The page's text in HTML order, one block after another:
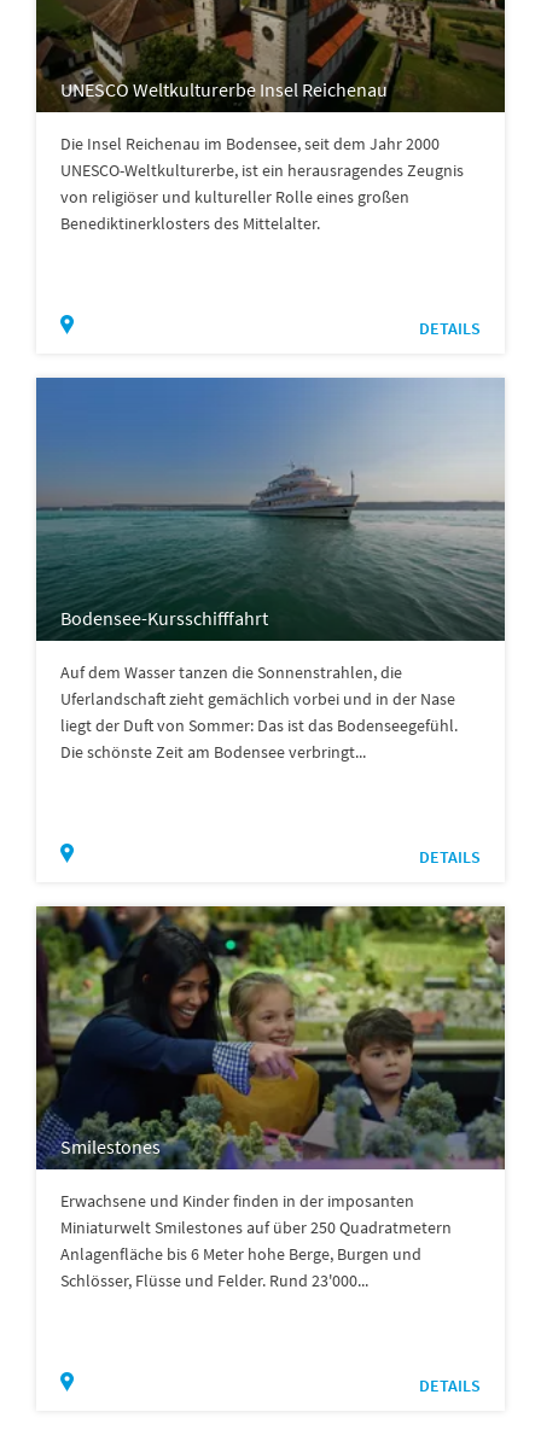
UNESCO Weltkulturerbe Insel Reichenau
Die Insel Reichenau im Bodensee, seit dem Jahr 2000
UNESCO-Weltkulturerbe, ist ein herausragendes Zeugnis
von religiöser und kultureller Rolle eines großen
Benediktinerklosters des Mittelalter.
DETAILS
Bodensee-Kursschifffahrt
Auf dem Wasser tanzen die Sonnenstrahlen, die
Uferlandschaft zieht gemächlich vorbei und in der Nase
liegt der Duft von Sommer: Das ist das Bodenseegefühl.
Die schönste Zeit am Bodensee verbringt...
DETAILS
Smilestones
Erwachsene und Kinder finden in der imposanten
Miniaturwelt Smilestones auf über 250 Quadratmetern
Anlagenfläche bis 6 Meter hohe Berge, Burgen und
Schlösser, Flüsse und Felder. Rund 23'000...
DETAILS